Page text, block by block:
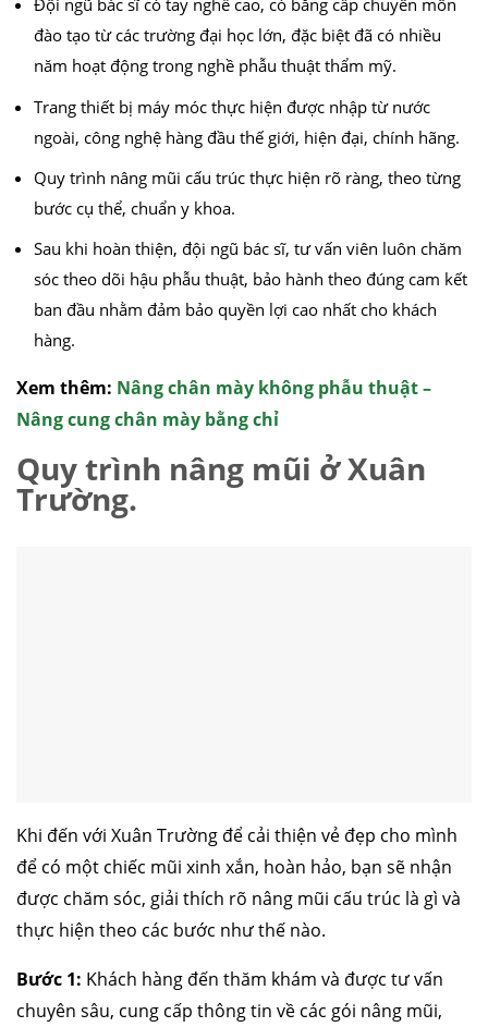
Đội ngũ bác sĩ có tay nghề cao, có bằng cấp chuyên môn
đào tạo từ các trường đại học lớn, đặc biệt đã có nhiều
năm hoạt động trong nghề phẫu thuật thẩm mỹ.
Trang thiết bị máy móc thực hiện được nhập từ nước
ngoài, công nghệ hàng đầu thế giới, hiện đại, chính hãng.
Quy trình nâng mũi cấu trúc thực hiện rõ ràng, theo từng
bước cụ thể, chuẩn y khoa.
Sau khi hoàn thiện, đội ngũ bác sĩ, tư vấn viên luôn chăm
sóc theo dõi hậu phẫu thuật, bảo hành theo đúng cam kết
ban đầu nhằm đảm bảo quyền lợi cao nhất cho khách
hàng.
Xem thêm: Nâng chân mày không phẫu thuật –
Nâng cung chân mày bằng chỉ
Quy trình nâng mũi ở Xuân
Trường.
Khi đến với Xuân Trường để cải thiện vẻ đẹp cho mình
để có một chiếc mũi xinh xắn, hoàn hảo, bạn sẽ nhận
được chăm sóc, giải thích rõ nâng mũi cấu trúc là gì và
thực hiện theo các bước như thế nào.
Bước 1: Khách hàng đến thăm khám và được tư vấn
chuyên sâu, cung cấp thông tin về các gói nâng mũi,